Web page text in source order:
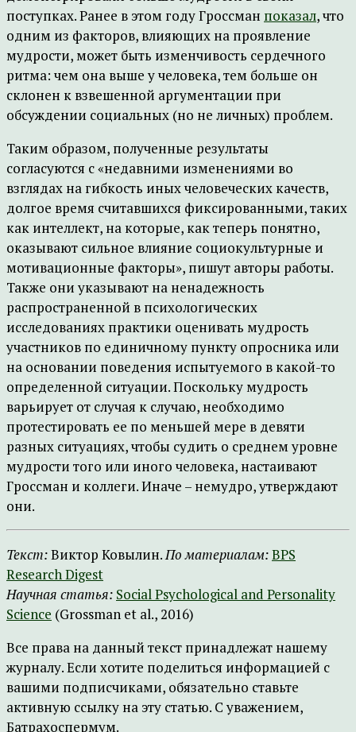
поступках. Ранее в этом году Гроссман показал, что
одним из факторов, влияющих на проявление
мудрости, может быть изменчивость сердечного
ритма: чем она выше у человека, тем больше он
склонен к взвешенной аргументации при
обсуждении социальных (но не личных) проблем.
Таким образом, полученные результаты
согласуются с «недавними изменениями во
взглядах на гибкость иных человеческих качеств,
долгое время считавшихся фиксированными, таких
как интеллект, на которые, как теперь понятно,
оказывают сильное влияние социокультурные и
мотивационные факторы», пишут авторы работы.
Также они указывают на ненадежность
распространенной в психологических
исследованиях практики оценивать мудрость
участников по единичному пункту опросника или
на основании поведения испытуемого в какой-то
определенной ситуации. Поскольку мудрость
варьирует от случая к случаю, необходимо
протестировать ее по меньшей мере в девяти
разных ситуациях, чтобы судить о среднем уровне
мудрости того или иного человека, настаивают
Гроссман и коллеги. Иначе – немудро, утверждают
они.
Текст:Виктор Ковылин.По материалам:BPS
Research Digest
Научная статья: Social Psychological and Personality
Science (Grossman et al., 2016)
Все права на данный текст принадлежат нашему
журналу. Если хотите поделиться информацией с
вашими подписчиками, обязательно ставьте
активную ссылку на эту статью. С уважением,
Батрахоспермум.